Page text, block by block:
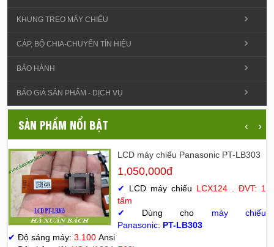
KHUNG TREO MÁY CHIẾU
CÁP, BỘ CHIA-CHUYỂN TÍN HIỆU
BẢO HÀNH
BÁO GIÁ SẢN PHẨM - DỊCH VỤ
SẢN PHẨM NỔI BẬT ‹ ›
LCD máy chiếu Panasonic PT-LB303
1,050,000đ
✔ LCD máy chiếu LCX124 . ĐVT: 1
tấm
✔
Dùng cho máy chiếu
Panasonic: PT-LB303
✔ Độ sáng máy: 3.100 Ansi